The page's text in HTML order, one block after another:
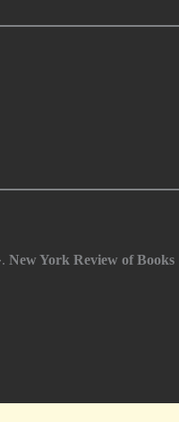
New York Review of Books